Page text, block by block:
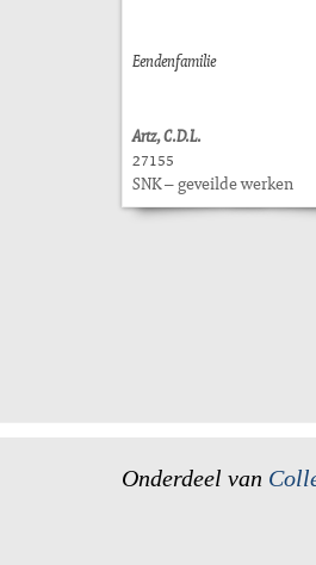
Eendenfamilie
Artz, C.D.L.
27155
SNK – geveilde werken
Onderdeel van